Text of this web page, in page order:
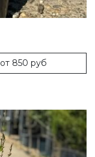
от 850 руб